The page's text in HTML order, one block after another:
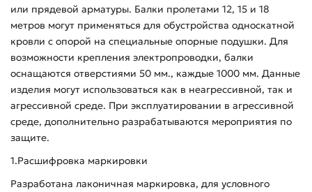
или прядевой арматуры. Балки пролетами 12, 15 и 18
метров могут применяться для обустройства односкатной
кровли с опорой на специальные опорные подушки. Для
возможности крепления электропроводки, балки
оснащаются отверстиями 50 мм., каждые 1000 мм. Данные
изделия могут использоваться как в неагрессивной, так и
агрессивной среде. При эксплуатировании в агрессивной
среде, дополнительно разрабатываются мероприятия по
защите.
1.Расшифровка маркировки
Разработана лаконичная маркировка, для условного